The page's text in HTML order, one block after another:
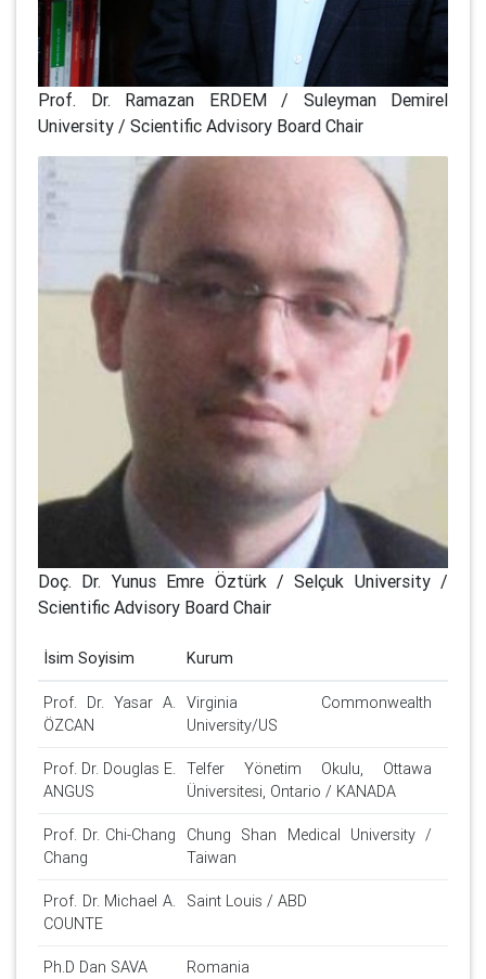
Prof. Dr. Ramazan ERDEM / Suleyman Demirel
University / Scientific Advisory Board Chair
Doç. Dr. Yunus Emre Öztürk / Selçuk University /
Scientific Advisory Board Chair
İsim Soyisim Kurum
Prof. Dr. Yasar A.
ÖZCAN
Virginia Commonwealth
University/US
Prof. Dr. Douglas E.
ANGUS
Telfer Yönetim Okulu, Ottawa
Üniversitesi, Ontario / KANADA
Prof. Dr. Chi-Chang
Chang
Chung Shan Medical University /
Taiwan
Prof. Dr. Michael A.
COUNTE
Saint Louis / ABD
Ph.D Dan SAVA Romania